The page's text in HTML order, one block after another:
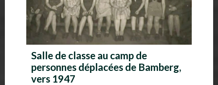
Salle de classe au camp de
personnes déplacées de Bamberg,
vers 1947